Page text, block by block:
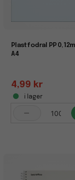
Plastfodral PP
A4
4,99 kr
i lager
-